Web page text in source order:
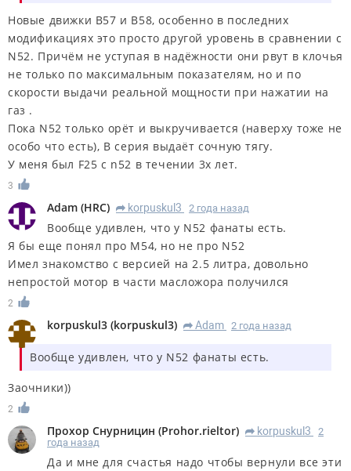
Новые движки B57 и B58, особенно в последних
модификациях это просто другой уровень в сравнении с
N52. Причём не уступая в надёжности они рвут в клочья
не только по максимальным показателям, но и по
скорости выдачи реальной мощности при нажатии на
газ .
Пока N52 только орёт и выкручивается (наверху тоже не
особо что есть), B серия выдаёт сочную тягу.
У меня был F25 c n52 в течении 3х лет.
3
Adam (HRC) R korpuskul3 2 года назад
Вообще удивлен, что у N52 фанаты есть.
Я бы еще понял про М54, но не про N52
Имел знакомство с версией на 2.5 литра, довольно
непростой мотор в части масложора получился
2
korpuskul3 (korpuskul3) R Adam 2 года назад
Вообще удивлен, что у N52 фанаты есть.
Заочники))
2
Прохор Снурницин (Prohor.rieltor) R korpuskul3
2
года назад
Да и мне для счастья надо чтобы вернули все эти